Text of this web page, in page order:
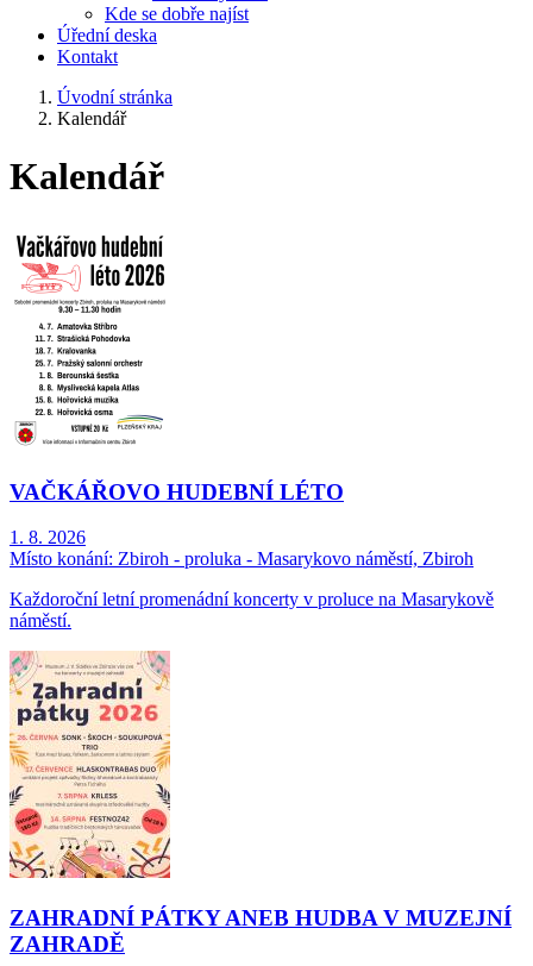
Kde se dobře najíst
Úřední deska
Kontakt
Úvodní stránka
Kalendář
Kalendář
VAČKÁŘOVO HUDEBNÍ LÉTO
1. 8. 2026
Místo konání: Zbiroh - proluka - Masarykovo náměstí, Zbiroh
Každoroční letní promenádní koncerty v proluce na Masarykově
náměstí.
ZAHRADNÍ PÁTKY ANEB HUDBA V MUZEJNÍ
ZAHRADĚ